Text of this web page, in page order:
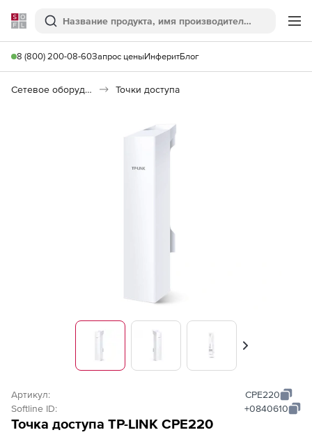
Softline
Поиск
8 (800) 200-08-60Запрос ценыИнферитБлог
Сетевое оборудование Точки доступа
Вперед
Артикул:
CPE220
Softline ID:
+0840610
Точка доступа TP-LINK CPE220